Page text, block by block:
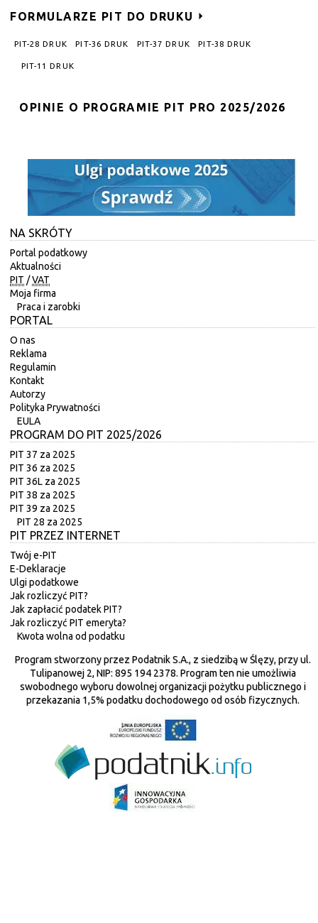
FORMULARZE PIT DO DRUKU
PIT-28 DRUK PIT-36 DRUK PIT-37 DRUK PIT-38 DRUK
PIT-11 DRUK
OPINIE O PROGRAMIE PIT PRO 2025/2026
NA SKRÓTY
Portal podatkowy
Aktualności
PIT /VAT
Moja firma
Praca i zarobki
PORTAL
O nas
Reklama
Regulamin
Kontakt
Autorzy
Polityka Prywatności
EULA
PROGRAM DO PIT 2025/2026
PIT 37 za 2025
PIT 36 za 2025
PIT 36L za 2025
PIT 38 za 2025
PIT 39 za 2025
PIT 28 za 2025
PIT PRZEZ INTERNET
Twój e-PIT
E-Deklaracje
Ulgi podatkowe
Jak rozliczyć PIT?
Jak zapłacić podatek PIT?
Jak rozliczyć PIT emeryta?
Kwota wolna od podatku
Program stworzony przez Podatnik S.A., z siedzibą w Ślęzy, przy ul.
Tulipanowej 2, NIP: 895 194 2378. Program ten nie umożliwia
swobodnego wyboru dowolnej organizacji pożytku publicznego i
przekazania 1,5% podatku dochodowego od osób fizycznych.